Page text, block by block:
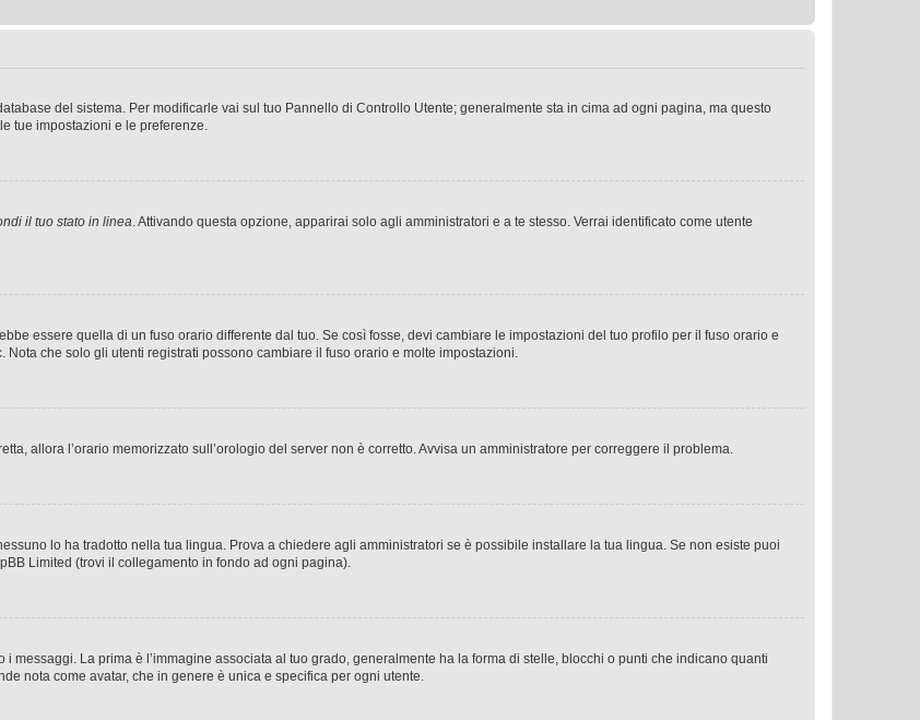
del sistema. Per modificarle vai sul tuo Pannello di Controllo Utente; generalmente sta in cima ad ogni pagina, ma questo
tue impostazioni e le preferenze.
il tuo stato in linea. Attivando questa opzione, apparirai solo agli amministratori e a te stesso. Verrai identificato come utente
essere quella di un fuso orario differente dal tuo. Se così fosse, devi cambiare le impostazioni del tuo profilo per il fuso orario e
che solo gli utenti registrati possono cambiare il fuso orario e molte impostazioni.
allora l’orario memorizzato sull’orologio del server non è corretto. Avvisa un amministratore per correggere il problema.
lo ha tradotto nella tua lingua. Prova a chiedere agli amministratori se è possibile installare la tua lingua. Se non esiste puoi
Limited (trovi il collegamento in fondo ad ogni pagina).
messaggi. La prima è l’immagine associata al tuo grado, generalmente ha la forma di stelle, blocchi o punti che indicano quanti
nota come avatar, che in genere è unica e specifica per ogni utente.